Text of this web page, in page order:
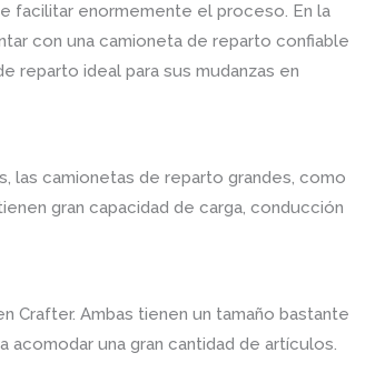
facilitar enormemente el proceso. En la
con una camioneta de reparto confiable
reparto ideal para sus mudanzas en
las camionetas de reparto grandes, como
gran capacidad de carga, conducción
Crafter. Ambas tienen un tamaño bastante
una gran cantidad de artículos.